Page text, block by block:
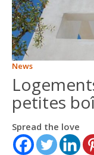
ITALIANO
News
petites
Spread the love